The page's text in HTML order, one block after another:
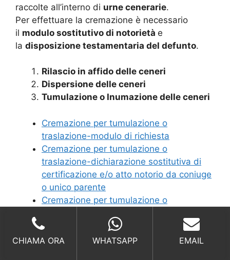
raccolte all’interno di urne cenerarie.
Per effettuare la cremazione è necessario
il modulo sostitutivo di notorietà e
la disposizione testamentaria del defunto.
Rilascio in affido delle ceneri
Dispersione delle ceneri
Tumulazione o Inumazione delle ceneri
Cremazione per tumulazione o
traslazione-modulo di richiesta
Cremazione per tumulazione o
traslazione-dichiarazione sostitutiva di
certificazione e/o atto notorio da coniuge
o unico parente
Cremazione per tumulazione o
atto notorio da altri parenti
Cremazione per affidamento e
CHIAMA ORA WHATSAPP EMAIL